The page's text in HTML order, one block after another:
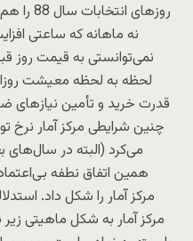
روزهای
نه ماهانه که ساعتی
نمی‌توانستی به قیمت روز
لحظه به لحظه معیشت
قدرت خرید و تأمین نیازهای
می‌کرد (البته در سال‌های
همین اتفاق نطفه
مرکز آمار را شکل داد.
مرکز آمار به شکل ماهیتی